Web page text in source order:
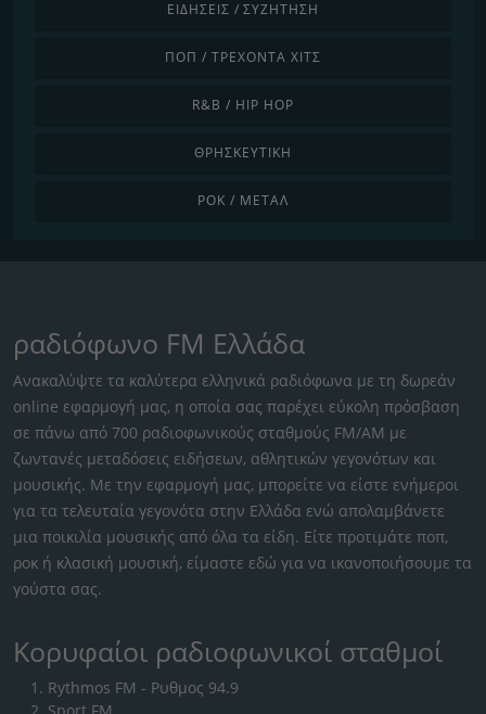
ΕΙΔΉΣΕΙΣ / ΣΥΖΉΤΗΣΗ
ΠΟΠ / ΤΡΈΧΟΝΤΑ ΧΙΤΣ
R&B / HIP HOP
ΘΡΗΣΚΕΥΤΙΚΉ
ΡΟΚ / ΜΈΤΑΛ
ραδιόφωνο FM Ελλάδα
Ανακαλύψτε τα καλύτερα ελληνικά ραδιόφωνα με τη δωρεάν
online εφαρμογή μας, η οποία σας παρέχει εύκολη πρόσβαση
σε πάνω από 700 ραδιοφωνικούς σταθμούς FM/AM με
ζωντανές μεταδόσεις ειδήσεων, αθλητικών γεγονότων και
μουσικής. Με την εφαρμογή μας, μπορείτε να είστε ενήμεροι
για τα τελευταία γεγονότα στην Ελλάδα ενώ απολαμβάνετε
μια ποικιλία μουσικής από όλα τα είδη. Είτε προτιμάτε ποπ,
ροκ ή κλασική μουσική, είμαστε εδώ για να ικανοποιήσουμε τα
γούστα σας.
Κορυφαίοι ραδιοφωνικοί σταθμοί
Rythmos FM - Ρυθμος 94.9